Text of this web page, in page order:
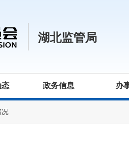
湖北监管局
态 政务信息 办
况